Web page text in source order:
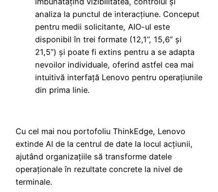
analiza la punctul de interacțiune. Conceput
pentru medii solicitante, AIO-ul este
disponibil în trei formate (12,1”, 15,6” și
21,5”) și poate fi extins pentru a se adapta
nevoilor individuale, oferind astfel cea mai
intuitivă interfață Lenovo pentru operațiunile
din prima linie.
Cu cel mai nou portofoliu ThinkEdge, Lenovo
extinde AI de la centrul de date la locul acțiunii,
ajutând organizațiile să transforme datele
operaționale în rezultate concrete la nivel de
terminale.